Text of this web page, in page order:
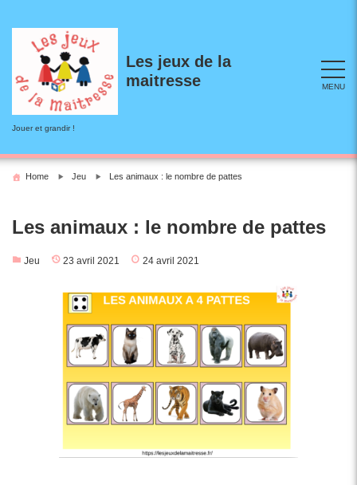
content
Les jeux de la
maitresse
Jouer et grandir !
MENU
Home Jeu Les animaux : le nombre de pattes
Les animaux : le nombre de pattes
Jeu 23 avril 2021 24 avril 2021